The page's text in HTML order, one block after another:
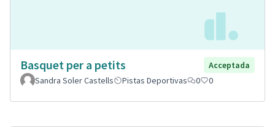
Basquet per a petits
Acceptada
Sandra Soler Castells
Pistas Deportivas 0 0